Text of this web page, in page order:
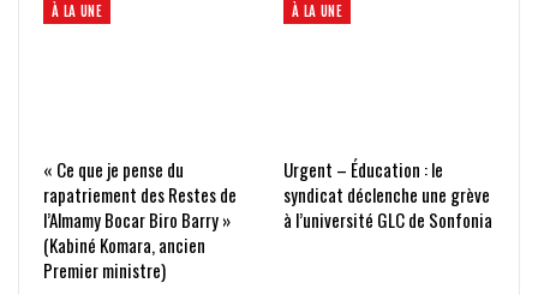
À LA UNE
« Ce que je pense du
rapatriement des Restes de
l’Almamy Bocar Biro Barry »
(Kabiné Komara, ancien
Premier ministre)
À LA UNE
Urgent – Éducation : le
syndicat déclenche une grève
à l’université GLC de Sonfonia